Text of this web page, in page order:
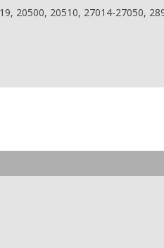
20500, 20510, 27014-27050,